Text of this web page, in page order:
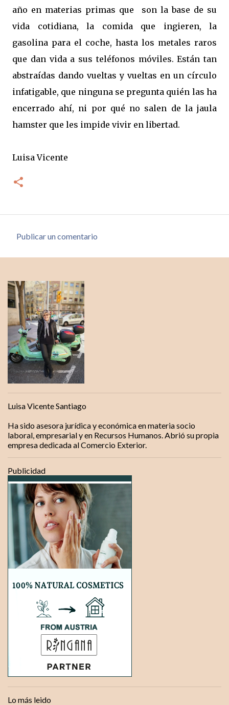
año en materias primas que son la base de su
vida cotidiana, la comida que ingieren, la
gasolina para el coche, hasta los metales raros
que dan vida a sus teléfonos móviles. Están tan
abstraídas dando vueltas y vueltas en un círculo
infatigable, que ninguna se pregunta quién las ha
encerrado ahí, ni por qué no salen de la jaula
hamster que les impide vivir en libertad.
Luisa Vicente
e
n
t
a
r
i
o
s
Publicar un comentario
Luisa Vicente Santiago
Ha sido asesora jurídica y económica en materia socio
laboral, empresarial y en Recursos Humanos. Abrió su propia
empresa dedicada al Comercio Exterior.
Publicidad
Lo más leido